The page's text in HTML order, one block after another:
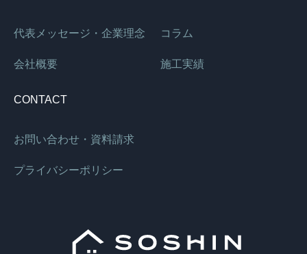
代表メッセージ・企業理念
会社概要
コラム
施工実績
CONTACT
お問い合わせ・資料請求
プライバシーポリシー